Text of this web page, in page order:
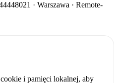
· Warszawa · Remote-
i pamięci lokalnej, aby